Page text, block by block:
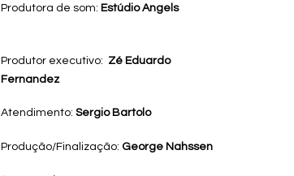
Produtora de som: Estúdio Angels
Produtor executivo: Zé Eduardo
Fernandez
Atendimento: Sergio Bartolo
Produção/Finalização: George Nahssen